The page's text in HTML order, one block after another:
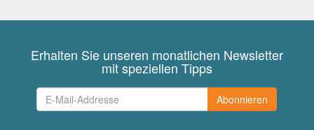
Erhalten Sie unseren monatlichen Newsletter
mit speziellen Tipps
Abonnieren